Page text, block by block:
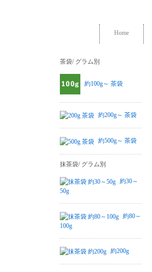
Home
茶袋/ グラム別
約100g～ 茶袋
約200g～ 茶袋
約500g～ 茶袋
抹茶袋/ グラム別
約30～
50g
約80～
100g
約200g